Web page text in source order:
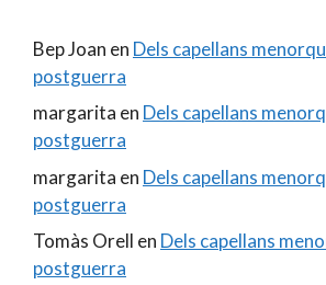
Bep Joan en Dels capellans
postguerra
margarita en Dels capellans
postguerra
margarita en Dels capellans
postguerra
Tomàs Orell en Dels capellans
postguerra